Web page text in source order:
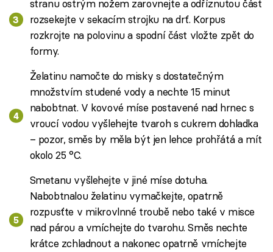
stranu ostrým nožem zarovnejte a odříznutou část
rozsekejte v sekacím strojku na drť. Korpus
rozkrojte na polovinu a spodní část vložte zpět do
formy.
Želatinu namočte do misky s dostatečným
množstvím studené vody a nechte 15 minut
nabobtnat. V kovové míse postavené nad hrnec s
vroucí vodou vyšlehejte tvaroh s cukrem dohladka
– pozor, směs by měla být jen lehce prohřátá a mít
okolo 25 °C.
Smetanu vyšlehejte v jiné míse dotuha.
Nabobtnalou želatinu vymačkejte, opatrně
rozpusťte v mikrovlnné troubě nebo také v misce
nad párou a vmíchejte do tvarohu. Směs nechte
krátce zchladnout a nakonec opatrně vmíchejte